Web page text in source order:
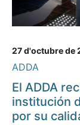
27 d'octubre de
ADDA
El ADDA
institución
por su